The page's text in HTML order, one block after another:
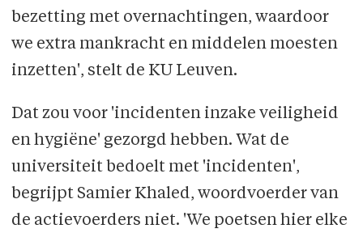
bezetting met overnachtingen, waardoor
we extra mankracht en middelen moesten
inzetten', stelt de KU Leuven.
Dat zou voor 'incidenten inzake veiligheid
en hygiëne' gezorgd hebben. Wat de
universiteit bedoelt met 'incidenten',
begrijpt Samier Khaled, woordvoerder van
de actievoerders niet. 'We poetsen hier elke